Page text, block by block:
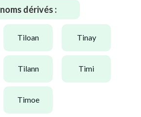
dérivés :
tiloan tinay
tilann timi
timoe